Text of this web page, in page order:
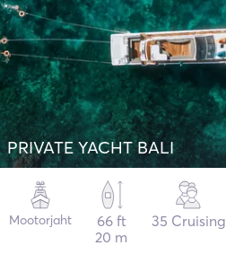
PRIVATE YACHT BALI
Mootorjaht
66 ft
20 m
35 Cruising